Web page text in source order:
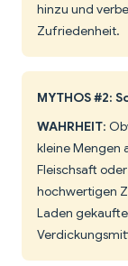
hinzu und
Zufriedenheit.
MYTHOS #2:
WAHRHEIT:
kleine Mengen
Fleischsaft
hochwertigen
Laden